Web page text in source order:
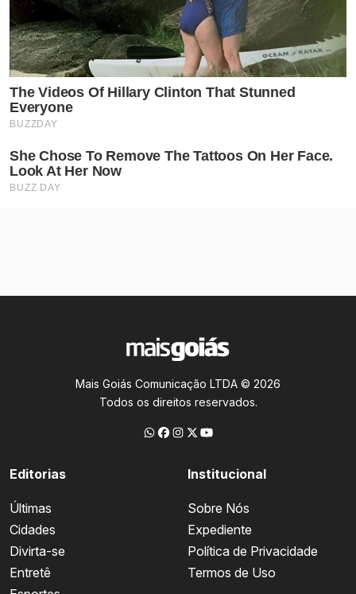
Mais Goiás Comunicação LTDA © 2026
Todos os direitos reservados.
Editorias
Últimas
Cidades
Divirta-se
Entretê
Institucional
Sobre Nós
Expediente
Política de Privacidade
Termos de Uso